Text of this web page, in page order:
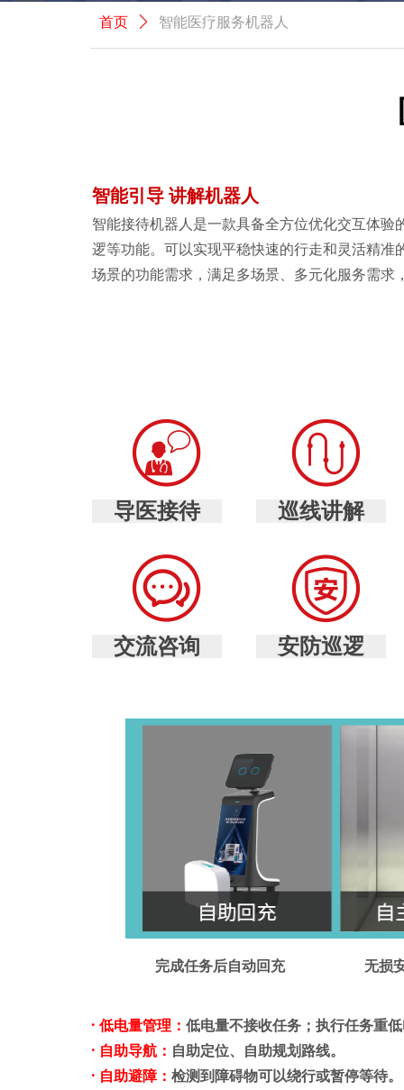
首页 ꄲ 智能医疗服务机器人
智能引导 讲解机器人
智能接待机器人是一款具备全方位优化交互体
逻等功能。可以实现平稳快速的行走和灵活精
场景的功能需求，满足多场景、多元化服务需
导医接待 巡线讲解
交流咨询 安防巡逻
完成任务后自动回充 无损
· 低电量管理： 低电量不接收任务；执行任务重
· 自助导航： 自助定位、自助规划路线。
· 自助避障： 检测到障碍物可以绕行或暂停等待。